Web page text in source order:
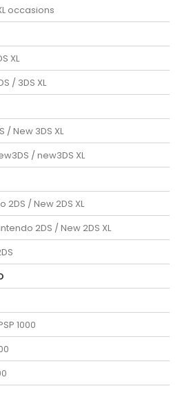
occasions
XL
/ 3DS XL
/ New 3DS XL
/ new3DS XL
/ New 2DS XL
2DS / New 2DS XL
1000